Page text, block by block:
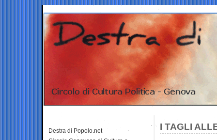
I TAGLI
Destra di Popolo.net